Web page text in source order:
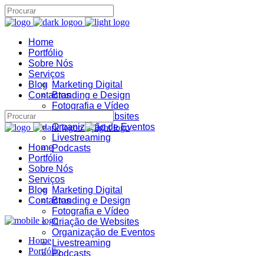
Home
Portfólio
Sobre Nós
Serviços
Marketing Digital
Branding e Design
Fotografia e Vídeo
Criação de Websites
Organização de Eventos
Livestreaming
Podcasts
Blog
Contactos
Home
Portfólio
Sobre Nós
Serviços
Marketing Digital
Branding e Design
Fotografia e Vídeo
Criação de Websites
Organização de Eventos
Livestreaming
Podcasts
Blog
Contactos
Home
Portfólio
B22
Assistente IA · Brand22
Online